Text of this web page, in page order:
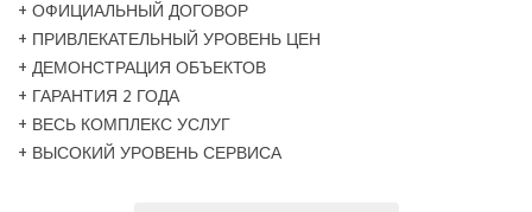
+ ОФИЦИАЛЬНЫЙ ДОГОВОР
+ ПРИВЛЕКАТЕЛЬНЫЙ УРОВЕНЬ ЦЕН
+ ДЕМОНСТРАЦИЯ ОБЪЕКТОВ
+ ГАРАНТИЯ 2 ГОДА
+ ВЕСЬ КОМПЛЕКС УСЛУГ
+ ВЫСОКИЙ УРОВЕНЬ СЕРВИСА